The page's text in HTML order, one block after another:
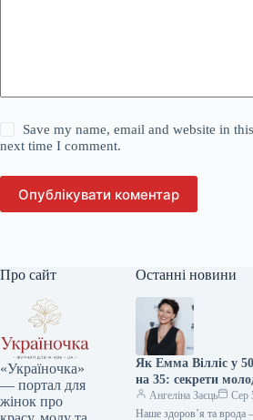
Save my name, email and website in
next time I comment.
Опублікувати коментар
Про сайт
«Україночка»
— портал для
жінок про
Останні новини
Як Емма Вілліс у
на 35: секрети
зірки
Ангеліна Заєць
Сер
Наше здоров’я та врода